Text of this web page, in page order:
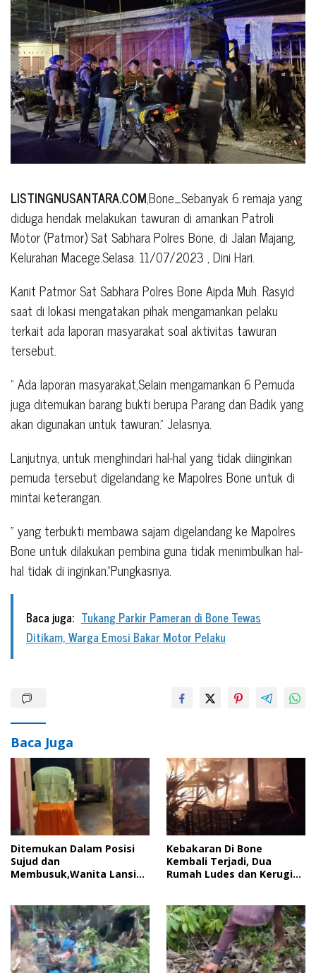
LISTINGNUSANTARA.COM,Bone_Sebanyak 6 remaja yang
diduga hendak melakukan tawuran di amankan Patroli
Motor (Patmor) Sat Sabhara Polres Bone, di Jalan Majang,
Kelurahan Macege.Selasa. 11/07/2023 , Dini Hari.
Kanit Patmor Sat Sabhara Polres Bone Aipda Muh. Rasyid
saat di lokasi mengatakan pihak mengamankan pelaku
terkait ada laporan masyarakat soal aktivitas tawuran
tersebut.
” Ada laporan masyarakat,Selain mengamankan 6 Pemuda
juga ditemukan barang bukti berupa Parang dan Badik yang
akan digunakan untuk tawuran.” Jelasnya.
Lanjutnya, untuk menghindari hal-hal yang tidak diinginkan
pemuda tersebut digelandang ke Mapolres Bone untuk di
mintai keterangan.
” yang terbukti membawa sajam digelandang ke Mapolres
Bone untuk dilakukan pembina guna tidak menimbulkan hal-
hal tidak di inginkan.”Pungkasnya.
Baca juga: Tukang Parkir Pameran di Bone Tewas
Ditikam, Warga Emosi Bakar Motor Pelaku
Baca Juga
Ditemukan Dalam Posisi
Sujud dan
Membusuk,Wanita Lansia
Kebakaran Di Bone
Kembali Terjadi, Dua
Rumah Ludes dan Kerugian